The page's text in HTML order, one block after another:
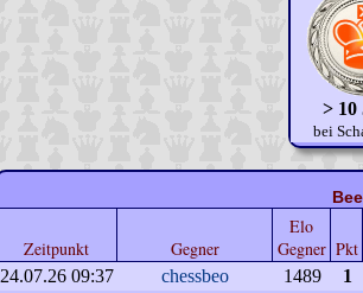
> 10
bei
Zeitpunkt Gegner
Elo
Gegner Pkt
24.07.26 09:37 chessbeo 1489
1